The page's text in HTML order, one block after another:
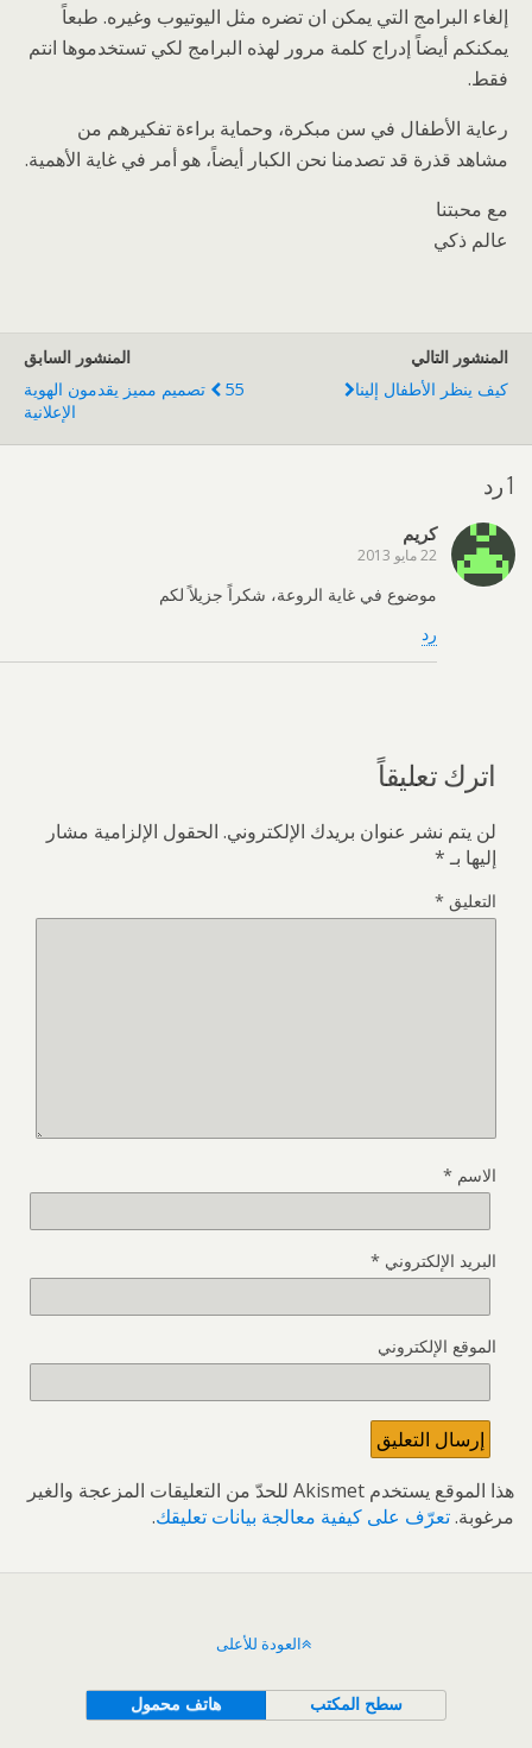
إلغاء البرامج التي يمكن ان تضره مثل اليوتيوب وغيره. طبعاً
يمكنكم أيضاً إدراج كلمة مرور لهذه البرامج لكي تستخدموها انتم
فقط.
رعاية الأطفال في سن مبكرة، وحماية براءة تفكيرهم من
مشاهد قذرة قد تصدمنا نحن الكبار أيضاً، هو أمر في غاية الأهمية.
مع محبتنا
عالم ذكي
المنشور السابق
55 تصميم مميز يقدمون الهوية
الإعلانية
المنشور التالي
كيف ينظر الأطفال إلينا
1 رد
كريم
22 مايو 2013
موضوع في غاية الروعة، شكراً جزيلاً لكم
رد
اترك تعليقاً
لن يتم نشر عنوان بريدك الإلكتروني. الحقول الإلزامية مشار
إليها بـ*
التعليق *
الاسم *
البريد الإلكتروني *
الموقع الإلكتروني
هذا الموقع يستخدم Akismet للحدّ من التعليقات المزعجة والغير
مرغوبة.تعرّف على كيفية معالجة بيانات تعليقك.
العودة للأعلى
هاتف محمول سطح المكتب